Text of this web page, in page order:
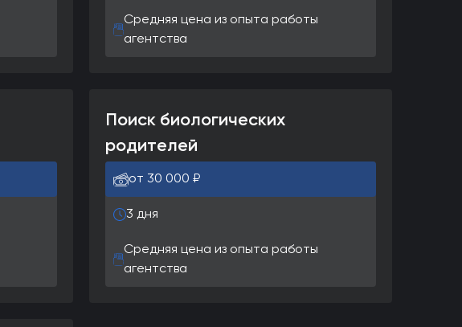
Средняя цена из опыта работы
агентства
Поиск биологических
родителей
от 30 000 ₽
3 дня
Средняя цена из опыта работы
агентства